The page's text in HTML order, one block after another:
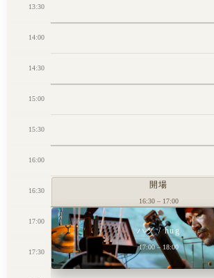
13:30
14:00
14:30
15:00
15:30
16:00
16:30
17:00
17:30
開場
16:30 – 17:00
ハグ / hug
17:00 – 18:00